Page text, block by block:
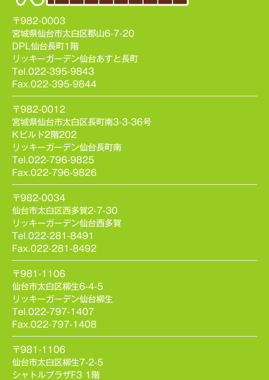
〒982-0003
宮城県仙台市太白区郡山6-7-20
DPL仙台長町1階
リッキーガーデン仙台あすと長町
Tel.022-395-9843
Fax.022-395-9844
〒982-0012
宮城県仙台市太白区長町南3-3-36号
Kビルド2階202
リッキーガーデン仙台長町南
Tel.022-796-9825
Fax.022-796-9826
〒982-0034
仙台市太白区西多賀2-7-30
リッキーガーデン仙台西多賀
Tel.022-281-8491
Fax.022-281-8492
〒981-1106
仙台市太白区柳生6-4-5
リッキーガーデン仙台柳生
Tel.022-797-1407
Fax.022-797-1408
〒981-1106
仙台市太白区柳生7-2-5
シャトルプラザF3 1階